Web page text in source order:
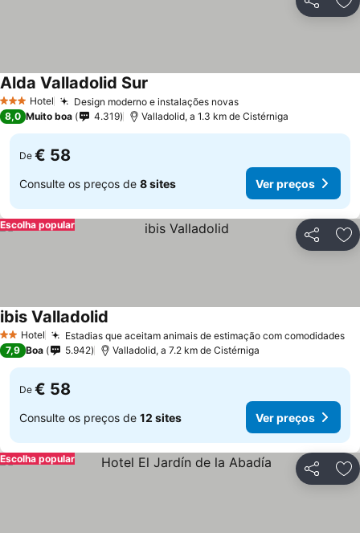
Partilhar
3 EstrelasHotel Design moderno e instalações novasVer preços
Alda Valladolid Sur
8,0 Muito boa 4.319 Valladolid, a 1.3 km de Cistérniga
De € 58
Consulte os preços de 8 sites Ver preços
Partilhar
Escolha popular
2 Estrelas
Hotel Estadias que aceitam animais de estimação com comodidades
ibis Valladolid
7,9 Boa 5.942 Valladolid, a 7.2 km de Cistérniga
De € 58
Consulte os preços de 12 sites Ver preços
Partilhar
Escolha popular